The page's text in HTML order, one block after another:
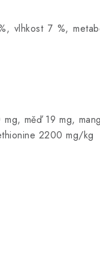
vlhkost 7 %,
měď 19 mg,
2200 mg/kg